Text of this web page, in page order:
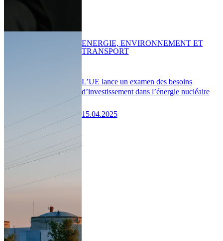
L’UE lance un examen des besoins
d’investissement dans l’énergie nucléaire
15.04.2025
ENERGIE, ENVIRONNEMENT ET
TRANSPORT